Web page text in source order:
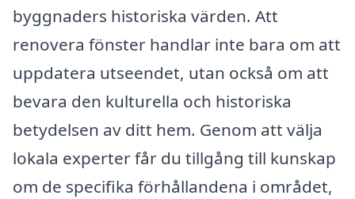
byggnaders historiska värden. Att
renovera fönster handlar inte bara om att
uppdatera utseendet, utan också om att
bevara den kulturella och historiska
betydelsen av ditt hem. Genom att välja
lokala experter får du tillgång till kunskap
om de specifika förhållandena i området,